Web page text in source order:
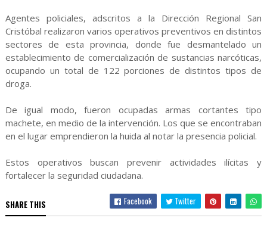
Agentes policiales, adscritos a la Dirección Regional San
Cristóbal realizaron varios operativos preventivos en distintos
sectores de esta provincia, donde fue desmantelado un
establecimiento de comercialización de sustancias narcóticas,
ocupando un total de 122 porciones de distintos tipos de
droga.
De igual modo, fueron ocupadas armas cortantes tipo
machete, en medio de la intervención. Los que se encontraban
en el lugar emprendieron la huida al notar la presencia policial.
Estos operativos buscan prevenir actividades ilícitas y
fortalecer la seguridad ciudadana.
SHARE THIS Facebook Twitter